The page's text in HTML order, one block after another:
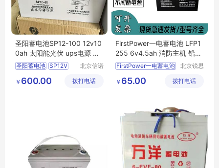
圣阳蓄电池SP12-100 12v10
0ah 太阳能光伏 ups电源 正
品
圣阳蓄电池 SP12V
太阳能光伏
北京信诺
有限公司
￥ 600.00 拨打电话
FirstPower一电蓄电池 LFP1
255 6v4.5ah 消防主机 铅酸
免维护 原装正品
FirstPower一电蓄电池
消防主机 铅酸免维护
北京锐思
技有限公
￥ 65.00 拨打电话